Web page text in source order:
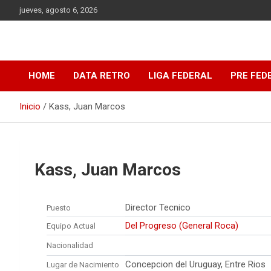
Saltar
al
jueves, agosto 6, 2026
DATA Basquet
HOME DATA RETRO LIGA FEDERAL PRE
Inicio Kass, Juan Marcos
Kass, Juan Marcos
Puesto Director Tecnico
Equipo Actual Del Progreso (General Roca)
Nacionalidad
Lugar de Nacimiento Concepcion del Uruguay, Entre Rios